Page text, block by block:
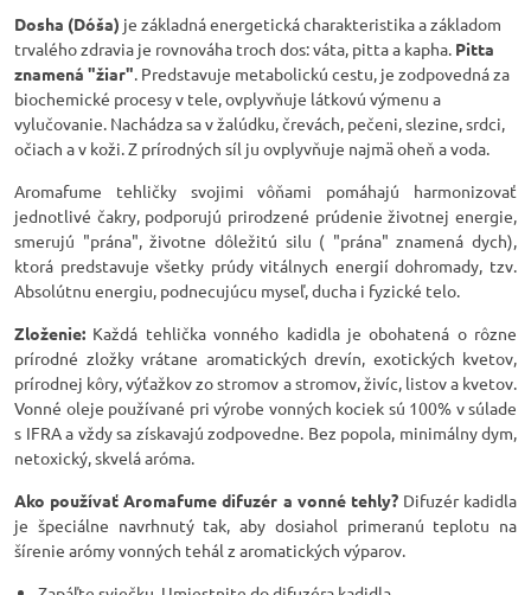
Dosha (Dóša) je základná energetická charakteristika a základom
trvalého zdravia je rovnováha troch dos: váta, pitta a kapha. Pitta
znamená "žiar". Predstavuje metabolickú cestu, je zodpovedná za
biochemické procesy v tele, ovplyvňuje látkovú výmenu a
vylučovanie. Nachádza sa v žalúdku, črevách, pečeni, slezine, srdci,
očiach a v koži. Z prírodných síl ju ovplyvňuje najmä oheň a voda.
Aromafume tehličky svojimi vôňami pomáhajú harmonizovať
jednotlivé čakry, podporujú prirodzené prúdenie životnej energie,
smerujú "prána", životne dôležitú silu ( "prána" znamená dych),
ktorá predstavuje všetky prúdy vitálnych energií dohromady, tzv.
Absolútnu energiu, podnecujúcu myseľ, ducha i fyzické telo.
Zloženie: Každá tehlička vonného kadidla je obohatená o rôzne
prírodné zložky vrátane aromatických drevín, exotických kvetov,
prírodnej kôry, výťažkov zo stromov a stromov, živíc, listov a kvetov.
Vonné oleje používané pri výrobe vonných kociek sú 100% v súlade
s IFRA a vždy sa získavajú zodpovedne. Bez popola, minimálny dym,
netoxický, skvelá aróma.
Ako používať Aromafume difuzér a vonné tehly?Difuzér kadidla
je špeciálne navrhnutý tak, aby dosiahol primeranú teplotu na
šírenie arómy vonných tehál z aromatických výparov.